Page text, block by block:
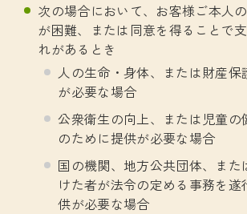
次の場合において、お客様ご本人
が困難、または同意を得ることで
れがあるとき
人の生命・身体、または財産保
が必要な場合
公衆衛生の向上、または児童の
のために提供が必要な場合
国の機関、地方公共団体、また
けた者が法令の定める事務を遂
供が必要な場合